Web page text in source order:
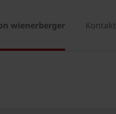
wienerberger Kontakt